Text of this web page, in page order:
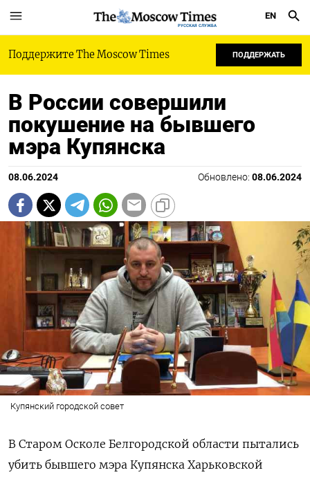
РУССКАЯ СЛУЖБА
EN
Поддержите The Moscow Times ПОДДЕРЖАТЬ
В России совершили
покушение на бывшего
мэра Купянска
08.06.2024 Обновлено: 08.06.2024
Купянский городской совет
В Старом Осколе Белгородской области пытались
убить бывшего мэра Купянска Харьковской